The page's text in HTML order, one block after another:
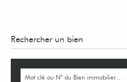
Rechercher un bien